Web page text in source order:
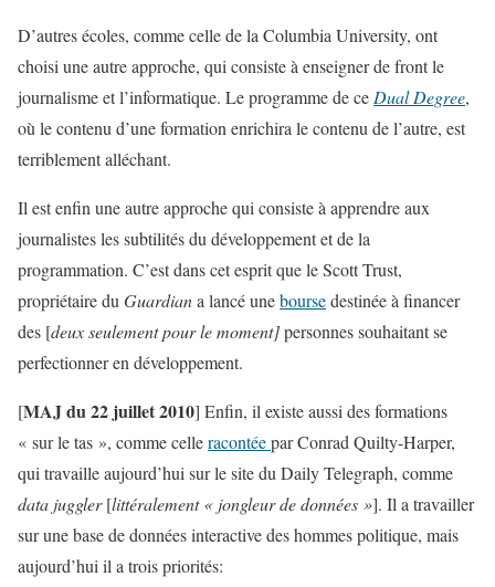
D’autres écoles, comme celle de la Columbia University, ont
choisi une autre approche, qui consiste à enseigner de front le
journalisme et l’informatique. Le programme de ceDual Degree,
où le contenu d’une formation enrichira le contenu de l’autre, est
terriblement alléchant.
Il est enfin une autre approche qui consiste à apprendre aux
journalistes les subtilités du développement et de la
programmation. C’est dans cet esprit que le Scott Trust,
propriétaire duGuardiana lancé uneboursedestinée à financer
des [deux seulement pour le moment]personnes souhaitant se
perfectionner en développement.
[MAJ du 22 juillet 2010] Enfin, il existe aussi des formations
« sur le tas », comme celleracontéepar Conrad Quilty-Harper,
qui travaille aujourd’hui sur le site du Daily Telegraph, comme
data juggler[littéralement « jongleur de données »]. Il a travailler
sur une base de données interactive des hommes politique, mais
aujourd’hui il a trois priorités: